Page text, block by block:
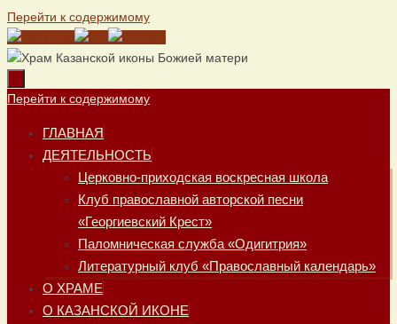
Перейти к содержимому
Перейти к содержимому
ГЛАВНАЯ
ДЕЯТЕЛЬНОСТЬ
Церковно-приходская воскресная школа
Клуб православной авторской песни
«Георгиевский Крест»
Паломническая служба «Одигитрия»
Литературный клуб «Православный календарь»
О ХРАМЕ
О КАЗАНСКОЙ ИКОНЕ